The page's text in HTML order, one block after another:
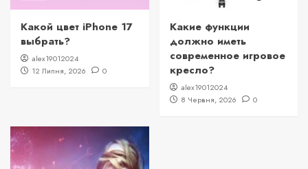
Какой цвет iPhone 17
выбрать?
alex19012024
12 Липня, 2026
0
Какие функции
должно иметь
современное игровое
кресло?
alex19012024
8 Червня, 2026
0